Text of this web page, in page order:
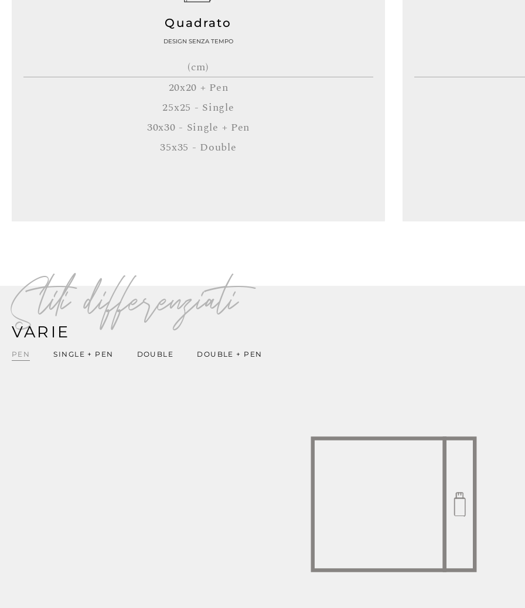
Quadrato
DESIGN SENZA TEMPO
(cm)
20x20 + Pen
25x25 - Single
30x30 - Single + Pen
35x35 - Double
Stili differenziati
VARIE
PEN SINGLE + PEN DOUBLE DOUBLE + PEN